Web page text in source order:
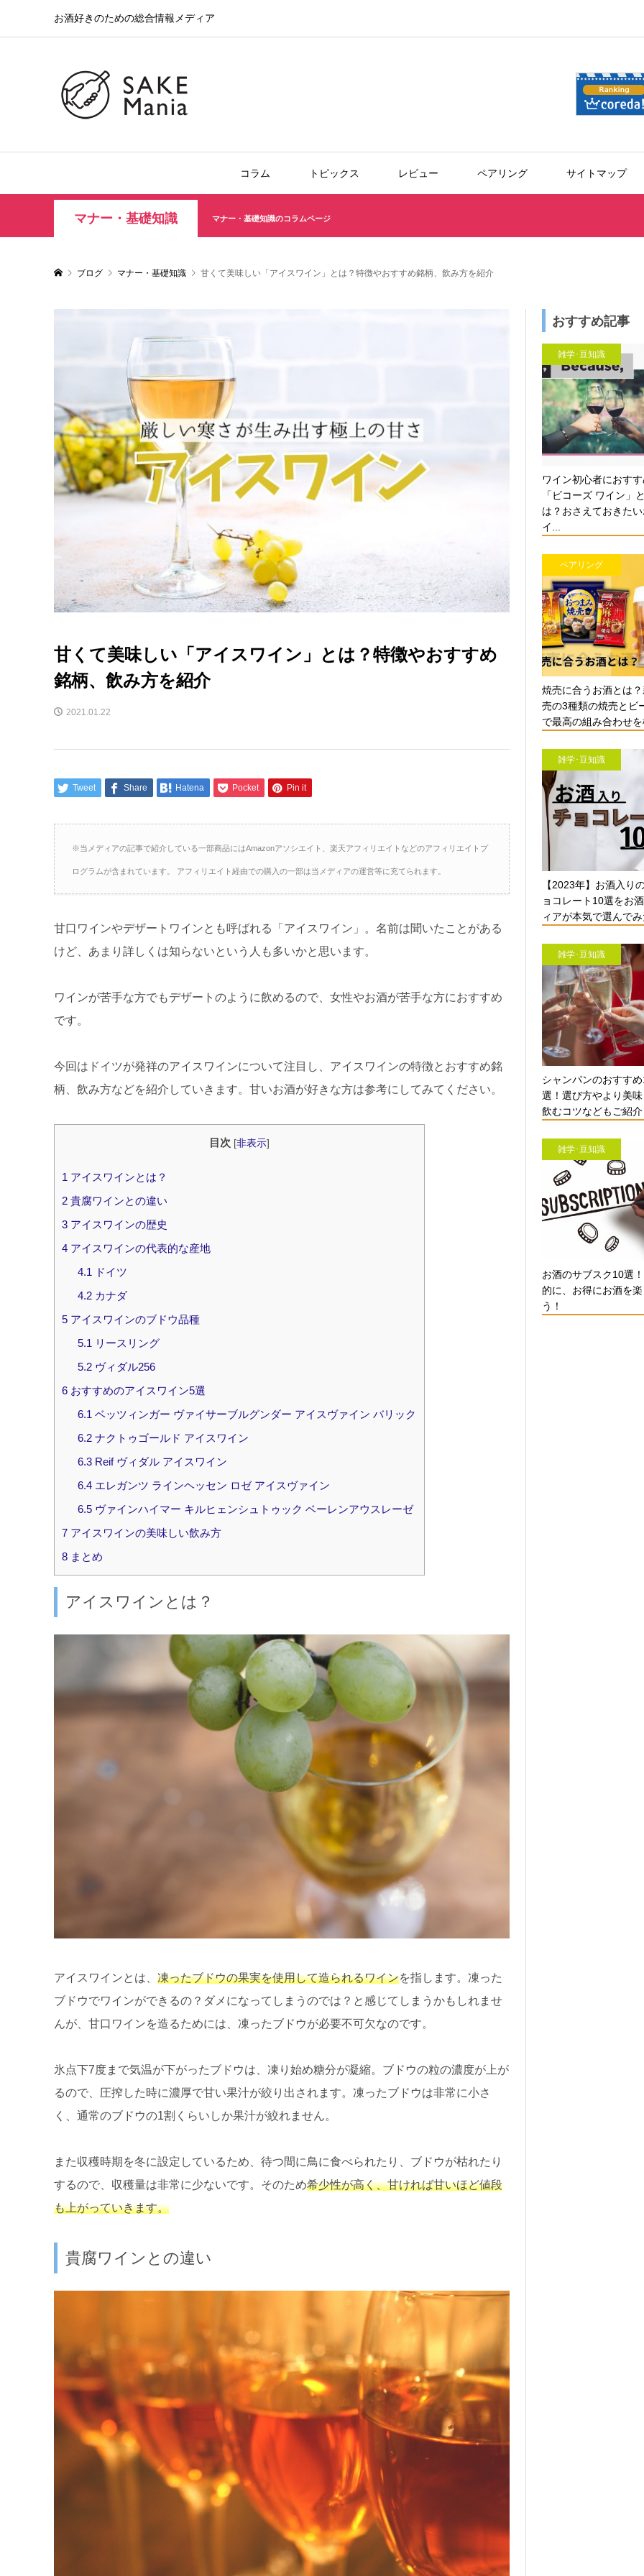
お酒好きのための総合情報メディア
コラム トピックス レビュー ペアリング サイトマップ
マナー・基礎知識 マナー・基礎知識のコラムページ
ブログ マナー・基礎知識 甘くて美味しい「アイスワイン」とは？特徴やおすすめ銘柄、飲み方を紹介
甘くて美味しい「アイスワイン」とは？特徴やおすすめ
銘柄、飲み方を紹介
2021.01.22
Tweet Share Hatena Pocket Pin it
※当メディアの記事で紹介している一部商品にはAmazonアソシエイト、楽天アフィリエイトなどのアフィリエイトプ
ログラムが含まれています。 アフィリエイト経由での購入の一部は当メディアの運営等に充てられます。
甘口ワインやデザートワインとも呼ばれる「アイスワイン」。名前は聞いたことがある
けど、あまり詳しくは知らないという人も多いかと思います。
ワインが苦手な方でもデザートのように飲めるので、女性やお酒が苦手な方におすすめ
です。
今回はドイツが発祥のアイスワインについて注目し、アイスワインの特徴とおすすめ銘
柄、飲み方などを紹介していきます。甘いお酒が好きな方は参考にしてみてください。
目次 [非表示]
1 アイスワインとは？
2貴腐ワインとの違い
3アイスワインの歴史
4アイスワインの代表的な産地
4.1 ドイツ
4.2 カナダ
5アイスワインのブドウ品種
5.1 リースリング
5.2 ヴィダル256
6おすすめのアイスワイン5選
6.1 ベッツィンガー ヴァイサーブルグンダー アイスヴァイン バリック
6.2 ナクトゥゴールド アイスワイン
6.3 ‎Reif ヴィダル アイスワイン
6.4 エレガンツ ラインヘッセン ロゼ アイスヴァイン
6.5 ヴァインハイマー キルヒェンシュトゥック ベーレンアウスレーゼ
7アイスワインの美味しい飲み方
8まとめ
アイスワインとは？
アイスワインとは、 凍ったブドウの果実を使用して造られるワインを指します。凍った
ブドウでワインができるの？ダメになってしまうのでは？と感じてしまうかもしれませ
んが、甘口ワインを造るためには、凍ったブドウが必要不可欠なのです。
氷点下7度まで気温が下がったブドウは、凍り始め糖分が凝縮。ブドウの粒の濃度が上が
るので、圧搾した時に濃厚で甘い果汁が絞り出されます。凍ったブドウは非常に小さ
く、通常のブドウの1割くらいしか果汁が絞れません。
また収穫時期を冬に設定しているため、待つ間に鳥に食べられたり、ブドウが枯れたり
するので、収穫量は非常に少ないです。そのため希少性が高く、甘ければ甘いほど値段
も上がっていきます。
貴腐ワインとの違い
おすすめ記事
雑学･豆知識
ワイン初心者におす
「ビコーズ ワイン」
は？おさえておきた
イ...
ペアリング
焼売に合うお酒とは
売の3種類の焼売とビ
で最高の組み合わせ
雑学･豆知識
【2023年】お酒入り
ョコレート10選をお
ィアが本気で選んで
雑学･豆知識
シャンパンのおすす
選！選び方やより美
飲むコツなどもご紹
雑学･豆知識
お酒のサブスク10選
的に、お得にお酒を
う！